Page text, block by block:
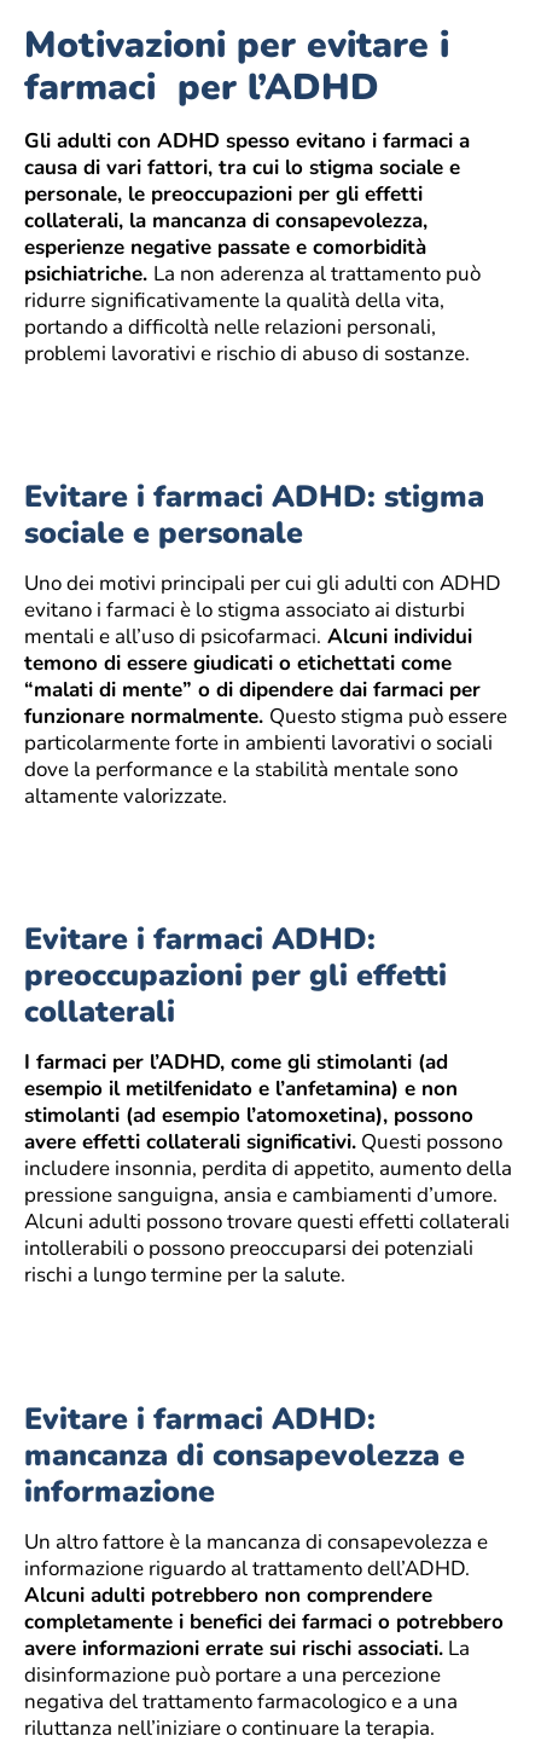
Motivazioni per evitare i
farmaci per l’ADHD
Gli adulti con ADHD spesso evitano i farmaci a
causa di vari fattori, tra cui lo stigma sociale e
personale, le preoccupazioni per gli effetti
collaterali, la mancanza di consapevolezza,
esperienze negative passate e comorbidità
psichiatriche. La non aderenza al trattamento può
ridurre significativamente la qualità della vita,
portando a difficoltà nelle relazioni personali,
problemi lavorativi e rischio di abuso di sostanze.
Evitare i farmaci ADHD: stigma
sociale e personale
Uno dei motivi principali per cui gli adulti con ADHD
evitano i farmaci è lo stigma associato ai disturbi
mentali e all’uso di psicofarmaci. Alcuni individui
temono di essere giudicati o etichettati come
“malati di mente” o di dipendere dai farmaci per
funzionare normalmente. Questo stigma può essere
particolarmente forte in ambienti lavorativi o sociali
dove la performance e la stabilità mentale sono
altamente valorizzate.
Evitare i farmaci ADHD:
preoccupazioni per gli effetti
collaterali
I farmaci per l’ADHD, come gli stimolanti (ad
esempio il metilfenidato e l’anfetamina) e non
stimolanti (ad esempio l’atomoxetina), possono
avere effetti collaterali significativi. Questi possono
includere insonnia, perdita di appetito, aumento della
pressione sanguigna, ansia e cambiamenti d’umore.
Alcuni adulti possono trovare questi effetti collaterali
intollerabili o possono preoccuparsi dei potenziali
rischi a lungo termine per la salute.
Evitare i farmaci ADHD:
mancanza di consapevolezza e
informazione
Un altro fattore è la mancanza di consapevolezza e
informazione riguardo al trattamento dell’ADHD.
Alcuni adulti potrebbero non comprendere
completamente i benefici dei farmaci o potrebbero
avere informazioni errate sui rischi associati. La
disinformazione può portare a una percezione
negativa del trattamento farmacologico e a una
riluttanza nell’iniziare o continuare la terapia.